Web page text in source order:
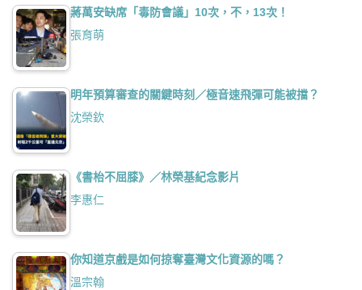
蔣萬安缺席「毒防會議」10次，不，13次！
張育萌
明年預算審查的關鍵時刻／極音速飛彈可能被擋？
沈榮欽
《書枱不屈膝》／林榮基紀念影片
李惠仁
你知道京戲是如何掠奪臺灣文化資源的嗎？
溫宗翰